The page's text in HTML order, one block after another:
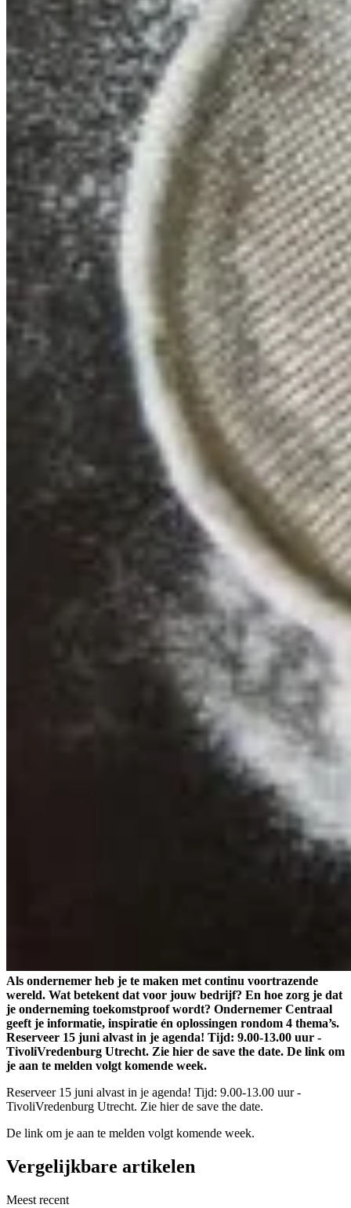
Als ondernemer heb je te maken met continu voortrazende
wereld. Wat betekent dat voor jouw bedrijf? En hoe zorg je dat
je onderneming toekomstproof wordt? Ondernemer Centraal
geeft je informatie, inspiratie én oplossingen rondom 4 thema’s.
Reserveer 15 juni alvast in je agenda! Tijd: 9.00-13.00 uur -
TivoliVredenburg Utrecht. Zie hier de save the date. De link om
je aan te melden volgt komende week.
Reserveer 15 juni alvast in je agenda! Tijd: 9.00-13.00 uur -
TivoliVredenburg Utrecht. Zie hier de save the date.
De link om je aan te melden volgt komende week.
Vergelijkbare artikelen
Meest recent